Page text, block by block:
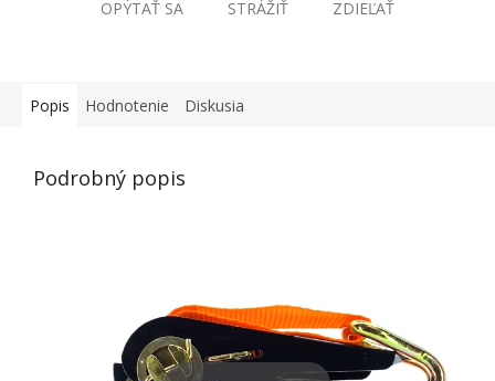
OPÝTAŤ SA STRÁŽIŤ ZDIEĽAŤ
Popis Hodnotenie Diskusia
Podrobný popis